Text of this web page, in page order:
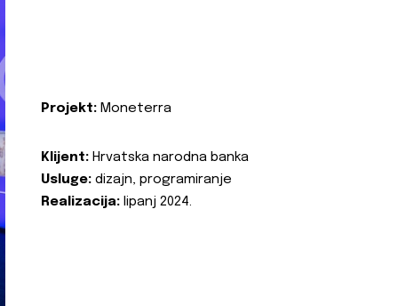
Projekt: Moneterra
Klijent: Hrvatska narodna banka
Usluge: dizajn, programiranje
Realizacija: lipanj 2024.